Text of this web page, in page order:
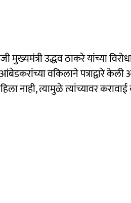
मुख्यमंत्री उद्धव ठाकरे यांच्या
वकिलाने पत्राद्वारे
नाही, त्यामुळे त्यांच्यावर